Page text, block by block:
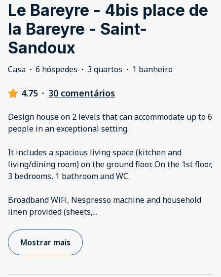
Le Bareyre - 4bis place de
la Bareyre - Saint-
Sandoux
Casa · 6 hóspedes · 3 quartos · 1 banheiro
4.75 · 30 comentários
Design house on 2 levels that can accommodate up to 6
people in an exceptional setting.
It includes a spacious living space (kitchen and
living/dining room) on the ground floor. On the 1st floor,
3 bedrooms, 1 bathroom and WC.
Broadband WiFi, Nespresso machine and household
linen provided (sheets,...
Mostrar mais